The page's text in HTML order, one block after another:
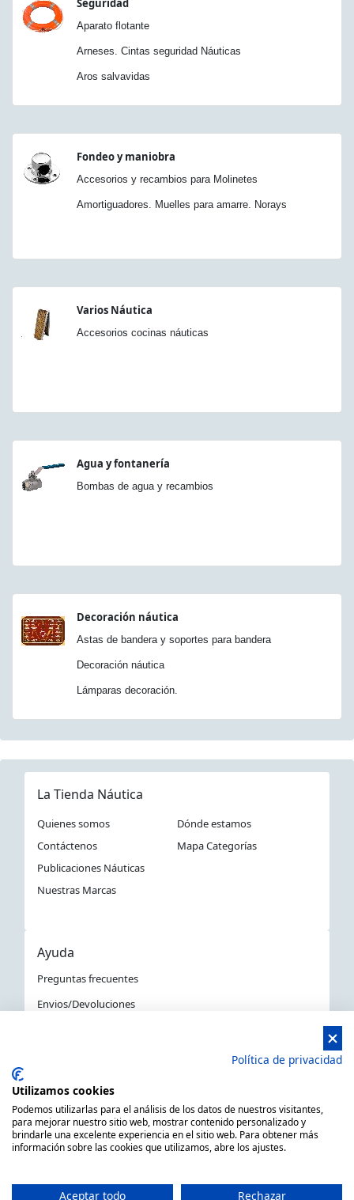
Seguridad
Aparato flotante
Arneses. Cintas seguridad Náuticas
Aros salvavidas
Fondeo y maniobra
Accesorios y recambios para Molinetes
Amortiguadores. Muelles para amarre. Norays
Varios Náutica
Accesorios cocinas náuticas
Agua y fontanería
Bombas de agua y recambios
Decoración náutica
Astas de bandera y soportes para bandera
Decoración náutica
Lámparas decoración.
La Tienda Náutica
Quienes somos
Dónde estamos
Contáctenos
Mapa Categorías
Publicaciones Náuticas
Nuestras Marcas
Ayuda
Preguntas frecuentes
Envios/Devoluciones
La Tienda Náutica en Barcelona
C/ Primer de Maig 6, 08980 Sant Feliu de Llobregat,
Barcelona (España)
Política de privacidad
Utilizamos cookies
Podemos utilizarlas para el análisis de los datos de nuestros visitantes,
para mejorar nuestro sitio web, mostrar contenido personalizado y
brindarle una excelente experiencia en el sitio web. Para obtener más
información sobre las cookies que utilizamos, abre los ajustes.
Aceptar todo Rechazar